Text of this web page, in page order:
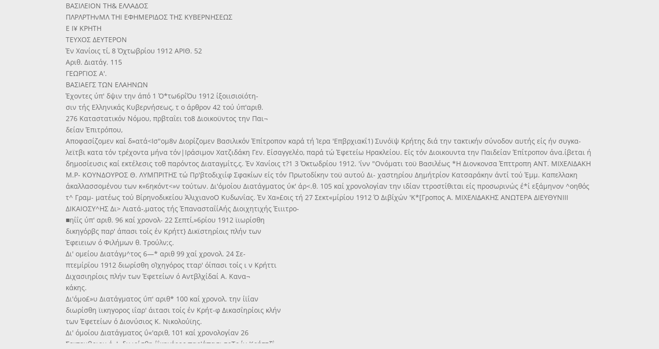
ΒΑΣΙΛΕΙΟΝ ΤΗ& ΕΛΛΑΔΟΣ
ΠΛΡΛΡΤΗνΜΛ ΤΗΙ ΕΦΗΜΕΡΙΔΟΣ ΤΗΣ ΚΥΒΕΡΝΗΣΕΩΣ
Ε Ι¥ ΚΡΗΤΗ
ΤΕΥΧΟΣ ΔΕΥΤΕΡΟΝ
Έν Χανίοις τί, 8 Όχτωβρίου 1912 ΑΡΙΘ. 52
Αριθ. Διατάγ. 115
ΓΕΩΡΓΙΟΣ Α'.
ΒΑΣΙΑΕΓΣ ΤΩΝ ΕΛΑΗΝΩΝ
Έχοντες ύπ' δψιν την άπό 1 Ό*τω6ρίΌυ 1912 ίξοιισιοϊότη-
σιν τής Ελληνικάς Κυβερνήσεως, τ ο άρθρον 42 τού ύπ'αριθ.
276 Καταστατικόν Νόμου, πρβταΐει το8 Διοικοϋντος την Παι¬
δείαν Έπιτρόπου,
Αποφασίζομεν καί δ»ατά<Ισ"ομ8ν Διορίζομεν Βασιλικόν Έπίτροπον καρά τή Ίερα 'Επβρχιακΐ1) Συνόϊψ Κρήτης διά την τακτικήν σύνοδον αυτής είς ήν συγκα-
λεϊτβι κατα τόν τρέχοντα μήνα τόν|Ιράσιμον Χατζιδάκη Γεν. Είσαγγελέο, παρά τώ Έφετείω Ηρακλείου. Είς τόν Διοικουντα την Παιδείαν Έπίτροπον άνα.ίβεται ή
δημοσίευσις καί εκτέλεσις τοθ παρόντος Διαταγμίτς,ς. Έν Χανίοις τ?1 3 Όκτωδρίου 1912. 'ίνν "Ονόματι τοϋ Βασιλέως *Η Διονκονσα Έπττροπη ΑΝΤ. ΜΙΧΕΛΙΔΑΚΗ
Μ.Ρ- ΚΟΥΝΔΟΥΡΟΣ Θ. ΛΥΜΠΡΙΤΗΣ τώ Πρ'βτοδιχιίφ Σφακίων είς τόν Πρωτοδίκην τοϋ αυτού Δι- χαστηρίου Δημήτρίον Κατσαράκην άντί τού Έμμ. Καπελλακη
άκαλλασσομένου των κ«6ηκόντ<»ν τούτων. Δι'όμοίου Διατάγματος ύκ' άρ<.θ. 105 καί χρονολογίαν την ιδίαν ττροστίθιται είς προσωρινώς έ*ί εξάμηνον ^οηθός
τ^ Γραμ- ματέως τού Βίρηνοδικείου ΆλιχιανοΟ Κυδωνΐας. Έν Χα»£οις τή 27 Σεκτ«μίρίου 1912 Ό Διβίχών 'Κ*[Γροπος Α. ΜΙΧΕΛΙΔΑΚΗΣ ΑΝΩΤΕΡΑ ΔΙΕΥΘΥΝΙΙΙ
ΔΙΚΑΙΟΣΥ^ΗΣ Δι> Λιατά-,ματος τής ΈπανασταΐίΑής Διοιχητιχής Έιιιτρο-
■ηίΐς ύπ' αριθ. 96 καί χρονολ- 22 Σεπτί,»6ρίου 1912 ϊιωρίσθη
δικηγόρβς παρ' άπασι τοίς έν Κρήττ} Δικϊστηρίοις πλήν των
Έφειειων ό Φιλήμων θ. Τρούλν;ς.
Δι' ομείου Διατάγμ^τος 6—* αριθ 99 χαί χρονολ. 24 Σε-
πτεμίρΐου 1912 διωρίσθη οΊχηγόρος τταρ' όίπασι τοίς ι ν Κρήττι
Διχασιηρίοις πλήν των Έφετείων ό Αντβλχίδαί Α. Κανα¬
κάκης.
Δι'όμο£»υ Διατάγματος ΰπ' αριθ* 100 καί χρονολ. την ίϊίαν
διωρίσθη ϊικηγορος ιΐαρ' άιτασι τοίς έν Κρήτ-φ Δικασΐηρίοις κλήν
των Έφετείων ό Διονύσιος Κ. Νικολούϊης.
Δι' όμοίου Διατάγματος ΰ«'αριθ, 101 καί χρονολογίαν 26
Σεκτεμβριου έ. Ι. διωρίσθη ίΐκηγέρος παρ'άπασι τοΤς ίν Κρήττζΐ